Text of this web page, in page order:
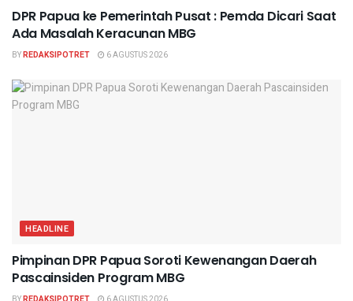
DPR Papua ke Pemerintah Pusat : Pemda Dicari Saat
Ada Masalah Keracunan MBG
BYREDAKSIPOTRET 6 AGUSTUS 2026
HEADLINE
Pimpinan DPR Papua Soroti Kewenangan Daerah
Pascainsiden Program MBG